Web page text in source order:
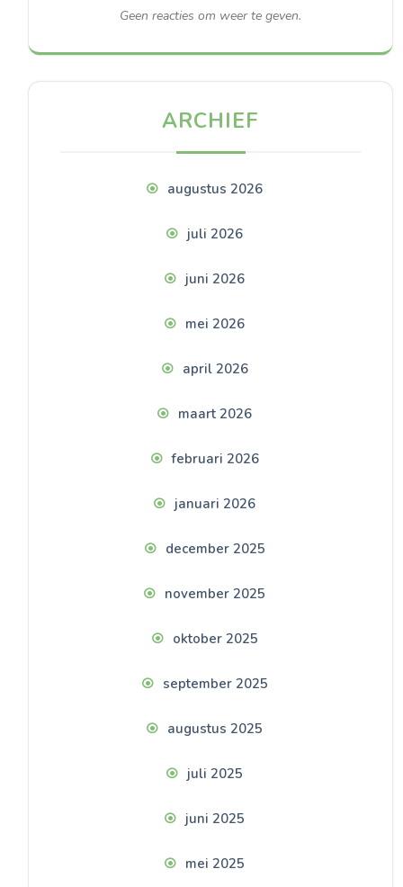
Geen reacties om weer te geven.
ARCHIEF
augustus 2026
juli 2026
juni 2026
mei 2026
april 2026
maart 2026
februari 2026
januari 2026
december 2025
november 2025
oktober 2025
september 2025
augustus 2025
juli 2025
juni 2025
mei 2025